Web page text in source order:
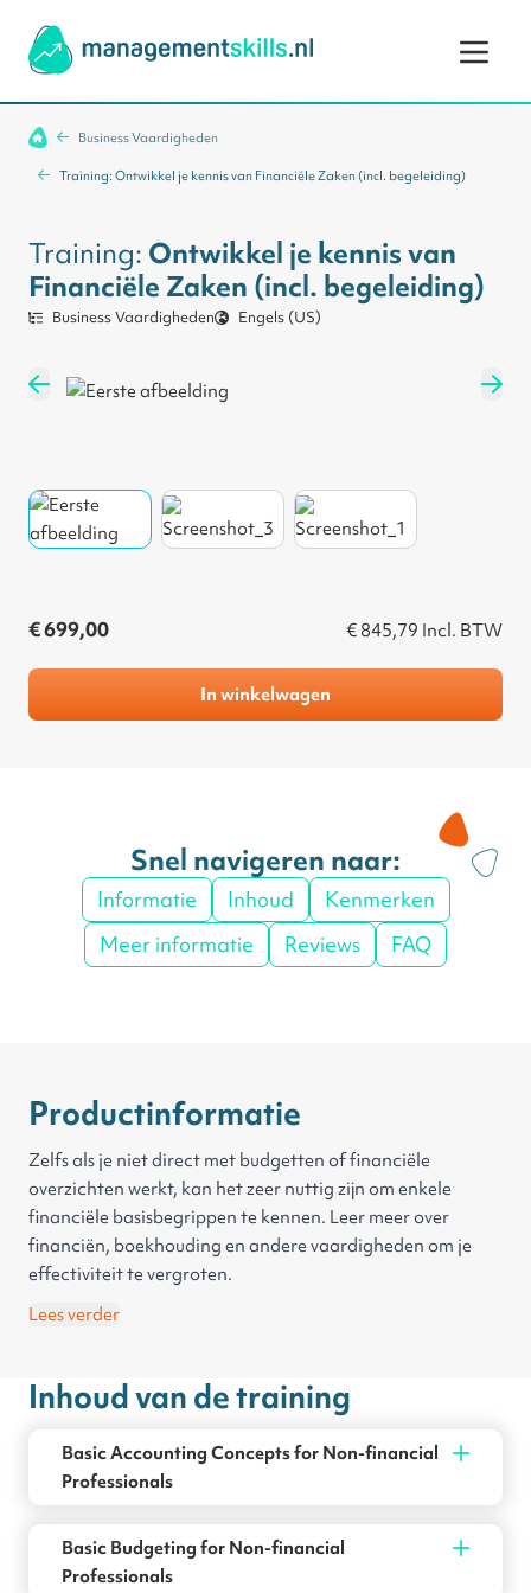
Business Vaardigheden
Training: Ontwikkel je kennis van Financiële Zaken (incl. begeleiding)
Training: Ontwikkel je kennis van
Financiële Zaken (incl. begeleiding)
Business Vaardigheden Engels (US)
€ 699,00 € 845,79 Incl. BTW
In winkelwagen
Snel navigeren naar:
Informatie Inhoud
Kenmerken
Meer informatie
Reviews FAQ
Productinformatie
Zelfs als je niet direct met budgetten of financiële
overzichten werkt, kan het zeer nuttig zijn om enkele
financiële basisbegrippen te kennen. Leer meer over
financiën, boekhouding en andere vaardigheden om je
effectiviteit te vergroten.
Wanneer je dit leerpad kiest, krijg je:
Kostenbeheersing, Rekenkundig denken,
Probleemoplossing en Besluitvorming en Microsoft Excel.
Daarnaast krijg je toegang tot nog veel meer trainingen.
begeleiding van ons Learning & Development team,
Het programma is verdeeld in vijf delen, elk gericht op het
opbouwen van een solide basis van financiële kennis.
Lees verder
Inhoud van de training
Basic Accounting Concepts for Non-financial
Professionals
Basic Budgeting for Non-financial
Professionals